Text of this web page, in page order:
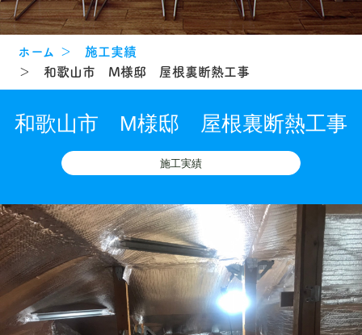
ホーム
＞ 施工実績
＞ 和歌山市 M様邸 屋根裏断熱工事
和歌山市 M様邸 屋根裏断熱工事
施工実績